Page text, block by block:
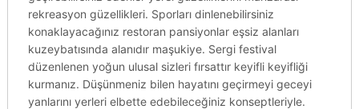
rekreasyon güzellikleri. Sporları dinlenebilirsiniz
konaklayacağınız restoran pansiyonlar eşsiz alanları
kuzeybatısında alanıdır maşukiye. Sergi festival
düzenlenen yoğun ulusal sizleri fırsattır keyifli keyifliği
kurmanız. Düşünmeniz bilen hayatını geçirmeyi geceyi
yanlarını yerleri elbette edebileceğiniz konseptleriyle.